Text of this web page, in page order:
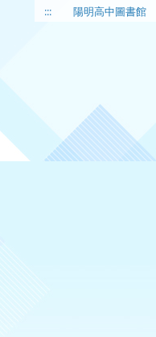
::: 陽明高中圖書館